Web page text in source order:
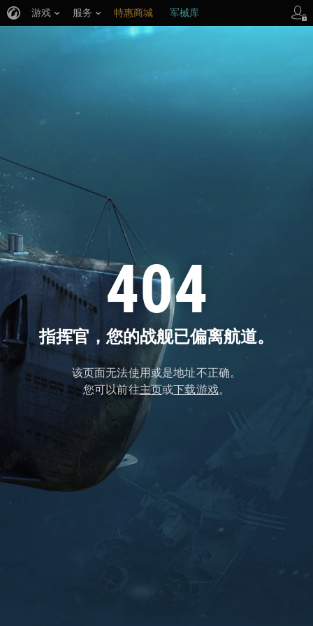
404
指挥官，您的战舰已偏离航道。
该页面无法使用或是地址不正确。
您可以前往主页或下载游戏。
游戏 服务 特惠商城 军械库